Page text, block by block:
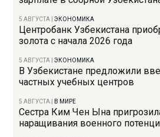
5 АВГУСТА |ЭКОНОМИКА
Центробанк Узбекистана
золота с начала 2026 года
5 АВГУСТА |ЭКОНОМИКА
В Узбекистане предложили
частных учебных центров
5 АВГУСТА В МИРЕ
Сестра Ким Чен Ына
наращивания военного